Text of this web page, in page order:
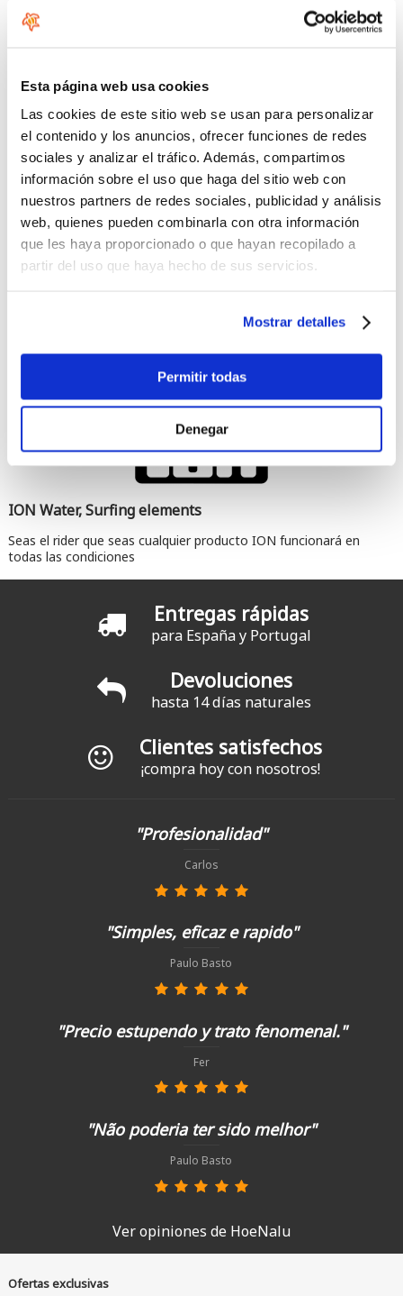
Esta página web usa cookies
Las cookies de este sitio web se usan para personalizar
el contenido y los anuncios, ofrecer funciones de redes
sociales y analizar el tráfico. Además, compartimos
información sobre el uso que haga del sitio web con
nuestros partners de redes sociales, publicidad y análisis
web, quienes pueden combinarla con otra información
que les haya proporcionado o que hayan recopilado a
partir del uso que haya hecho de sus servicios.
Mostrar detalles
Permitir todas
Denegar
No se permiten etiquetas HTML.
No se permiten enlaces.
Saltos automáticos de líneas y de párrafos.
Queremos saber que no eres un robot, por favor responde la
siguiente pregunta
ION Water, Surfing elements
Seas el rider que seas cualquier producto ION funcionará en
todas las condiciones
Entregas rápidas
para España y Portugal
Devoluciones
hasta 14 días naturales
Clientes satisfechos
¡compra hoy con nosotros!
"Profesionalidad"
Carlos
"Simples, eficaz e rapido"
Paulo Basto
"Precio estupendo y trato fenomenal."
Fer
"Não poderia ter sido melhor"
Paulo Basto
Ver opiniones de HoeNalu
Ofertas exclusivas